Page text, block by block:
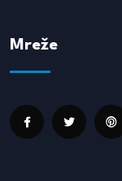
Mreže